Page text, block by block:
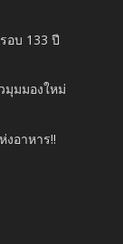
อบ 133 ปี
มุมมองใหม่
งอาหาร!!